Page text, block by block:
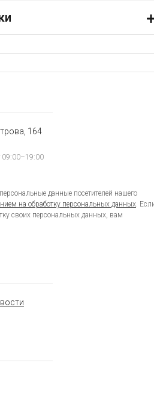
164
данные посетителей нашего
на обработку персональных данных.
своих персональных данных, вам